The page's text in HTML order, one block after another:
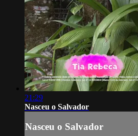
21:29
Nasceu o Salvador
Nasceu o Salvador